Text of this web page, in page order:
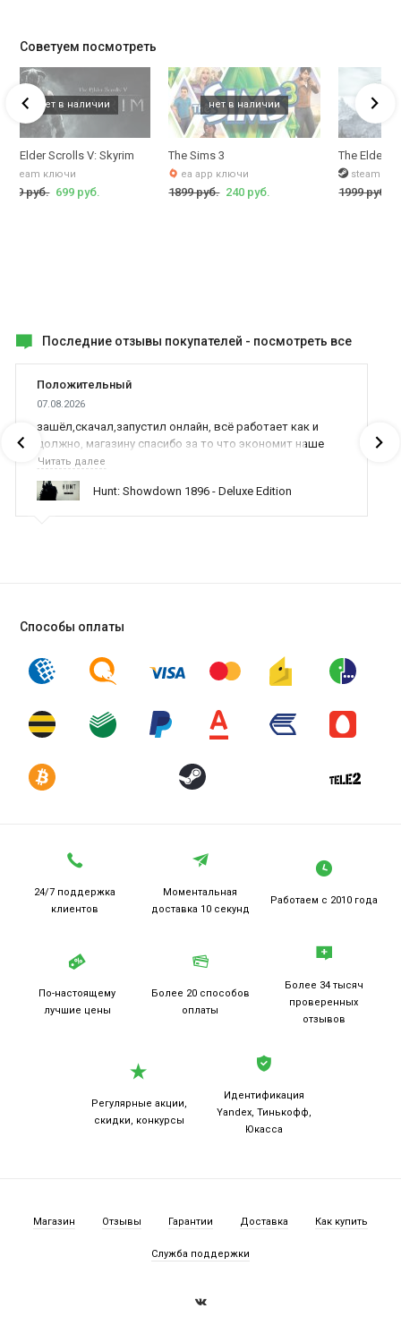
Советуем посмотреть
Elder Scrolls V: Skyrim
steam ключи
руб. 699 руб.
The Sims 3
ea app ключи
1899 руб. 240 руб.
The Elder
steam
1999 руб.
Последние отзывы покупателей - посмотреть все
Положительный
07.08.2026
зашёл,скачал,запустил онлайн, всё работает как и
должно, магазину спасибо за то что экономит наше
время,нервы и деньги, ребята вы красава оказываете
поддержку населению и походу из всех только вы и
оказываете помощь
Читать далее
Hunt: Showdown 1896 - Deluxe Edition
Способы оплаты
24/7 поддержка
клиентов
Моментальная
доставка 10 секунд
Работаем с 2010 года
По-настоящему
лучшие цены
Более 20 способов
оплаты
Более 34 тысяч
проверенных
отзывов
Регулярные акции,
скидки, конкурсы
Идентификация
Yandex, Тинькофф,
Юкасса
Магазин Отзывы Гарантии Доставка Как купить
Служба поддержки